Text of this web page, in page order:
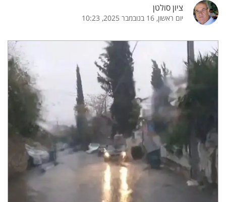
ציון סולטן
יום ראשון, 16 בנובמבר 2025, 10:23